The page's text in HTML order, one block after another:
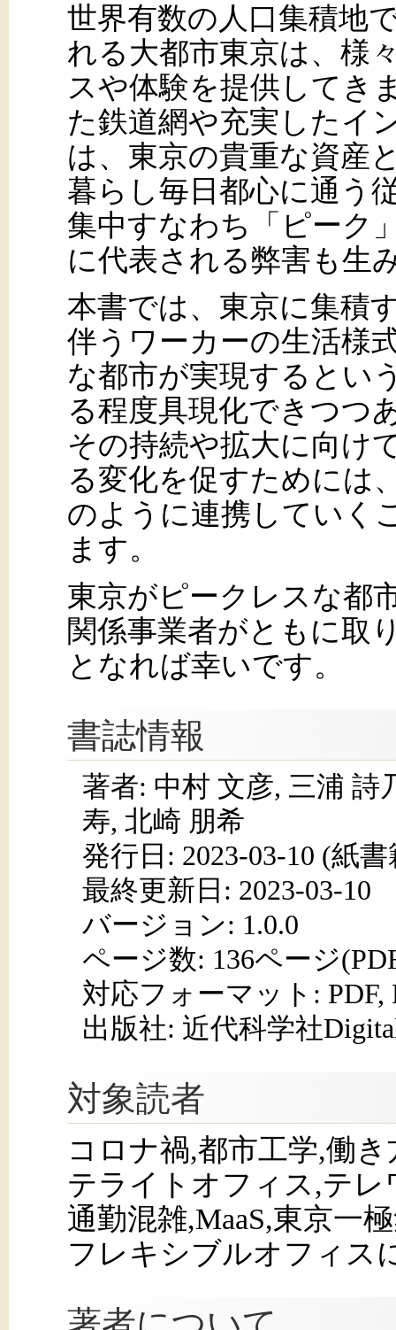
世界有数の人口集積地
れる大都市東京は、様
スや体験を提供してき
た鉄道網や充実したイ
は、東京の貴重な資産
暮らし毎日都心に通う
集中すなわち「ピーク
に代表される弊害も生
本書では、東京に集積
伴うワーカーの生活様
な都市が実現するとい
る程度具現化できつつ
その持続や拡大に向け
る変化を促すためには
のように連携していく
ます。
東京がピークレスな都
関係事業者がともに取
となれば幸いです。
書誌情報
著者: 中村 文彦, 三浦 詩
寿, 北崎 朋希
発行日: 2023-03-10 (紙書
最終更新日: 2023-03-10
バージョン: 1.0.0
ページ数: 136ページ
対応フォーマット: PDF,
出版社: 近代科学社
対象読者
コロナ禍,都市工学,働
テライトオフィス,テ
通勤混雑,MaaS,東京一
フレキシブルオフィス